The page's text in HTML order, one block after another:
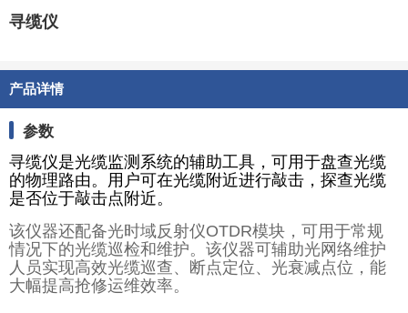
寻缆仪
产品详情
参数
寻缆仪是光缆监测系统的辅助工具，可用于盘查光缆
的物理路由。用户可在光缆附近进行敲击，探查光缆
是否位于敲击点附近。
该仪器还配备光时域反射仪OTDR模块，可用于常规
情况下的光缆巡检和维护。该仪器可辅助光网络维护
人员实现高效光缆巡查、断点定位、光衰减点位，能
大幅提高抢修运维效率。